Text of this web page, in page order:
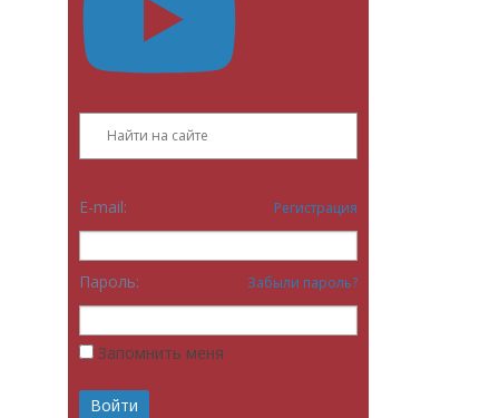
E-mail: Регистрация
Пароль: Забыли пароль?
Запомнить меня